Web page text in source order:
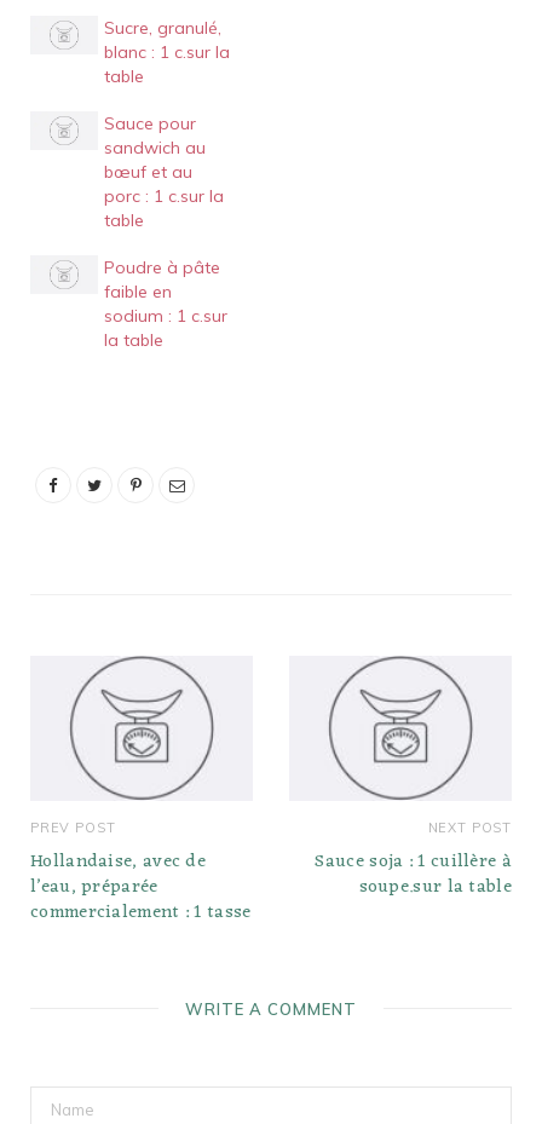
Sucre, granulé,
blanc : 1 c.sur la
table
Sauce pour
sandwich au
bœuf et au
porc : 1 c.sur la
table
Poudre à pâte
faible en
sodium : 1 c.sur
la table
PREV POST
Hollandaise, avec de
l’eau, préparée
commercialement : 1 tasse
NEXT POST
Sauce soja : 1 cuillère à
soupe.sur la table
WRITE A COMMENT